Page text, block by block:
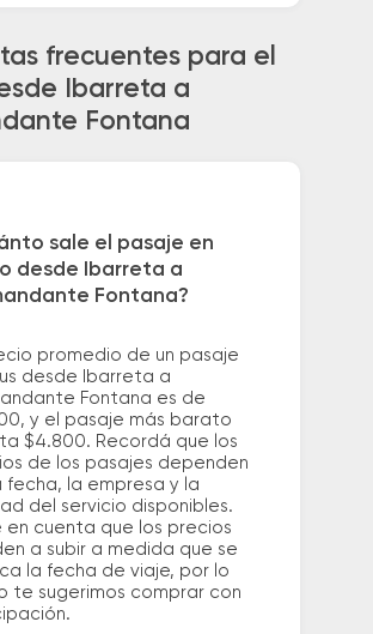
frecuentes para el
Ibarreta a
Fontana
sale el pasaje en
desde Ibarreta a
Fontana?
promedio de un pasaje
desde Ibarreta a
Fontana es de
y el pasaje más barato
$4.800. Recordá que los
de los pasajes dependen
fecha, la empresa y la
del servicio disponibles.
en cuenta que los precios
a subir a medida que se
la fecha de viaje, por lo
te sugerimos comprar con